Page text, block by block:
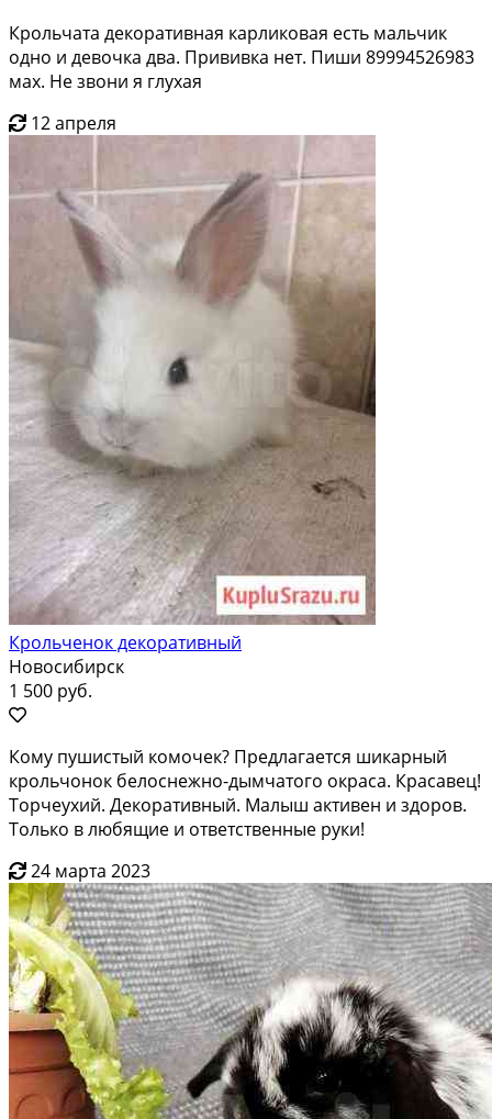
Крольчата декоративная карликовая есть мальчик
одно и девочка два. Прививка нет. Пиши 89994526983
мах. Не звони я глухая
12 апреля
Крольченок декоративный
Новосибирск
1 500 руб.
Кому пушистый комочек? Предлагается шикарный
крольчонок белоснежно-дымчатого окраса. Красавец!
Торчеухий. Декоративный. Малыш активен и здоров.
Только в любящие и ответственные руки!
24 марта 2023